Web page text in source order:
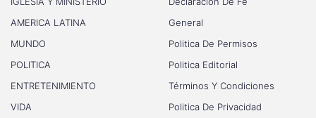
AMERICA LATINA
MUNDO
POLITICA
ENTRETENIMIENTO
VIDA
General
Politica De Permisos
Politica Editorial
Términos Y Condiciones
Politica De Privacidad